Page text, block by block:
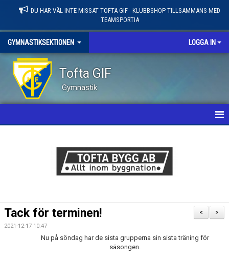
DU HAR VÄL INTE MISSAT TOFTA GIF - KLUBBSHOP TILLSAMMANS MED
TEAMSPORTIA
GYMNASTIKSEKTIONEN LOGGA IN
Tofta GIF
Gymnastik
GYMNASTIKSEKTION
VÅRA LEDARE
>
<
Tack för terminen!
2021-12-17 10:47
Nu på söndag har de sista grupperna sin sista träning för
säsongen.